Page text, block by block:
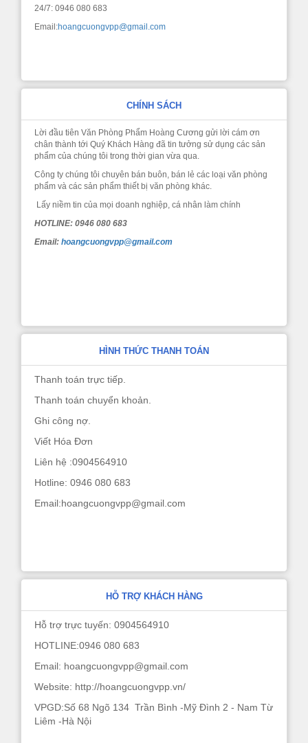
24/7: 0946 080 683
Email:hoangcuongvpp@gmail.com
CHÍNH SÁCH
Lời đầu tiên Văn Phòng Phẩm Hoàng Cương gửi lời cám ơn
chân thành tới Quý Khách Hàng đã tin tưởng sử dụng các sản
phẩm của chúng tôi trong thời gian vừa qua.
Công ty chúng tôi chuyên bán buôn, bán lẻ các loại văn phòng
phẩm và các sản phẩm thiết bị văn phòng khác.
Lấy niềm tin của mọi doanh nghiệp, cá nhân làm chính
HOTLINE: 0946 080 683
Email:hoangcuongvpp@gmail.com
HÌNH THỨC THANH TOÁN
Thanh toán trực tiếp.
Thanh toán chuyển khoản.
Ghi công nợ.
Viết Hóa Đơn
Liên hệ :0904564910
Hotline: 0946 080 683
Email:hoangcuongvpp@gmail.com
HỖ TRỢ KHÁCH HÀNG
Hỗ trợ trực tuyến: 0904564910
HOTLINE:0946 080 683
Email: hoangcuongvpp@gmail.com
Website: http://hoangcuongvpp.vn/
VPGD:Số 68 Ngõ 134 Trần Bình -Mỹ Đình 2 - Nam Từ
Liêm -Hà Nội